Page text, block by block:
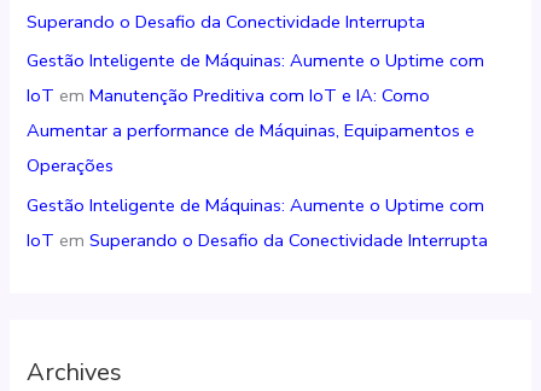
Superando o Desafio da Conectividade Interrupta
Gestão Inteligente de Máquinas: Aumente o Uptime com
IoT emManutenção Preditiva com IoT e IA: Como
Aumentar a performance de Máquinas, Equipamentos e
Operações
Gestão Inteligente de Máquinas: Aumente o Uptime com
IoT emSuperando o Desafio da Conectividade Interrupta
Archives